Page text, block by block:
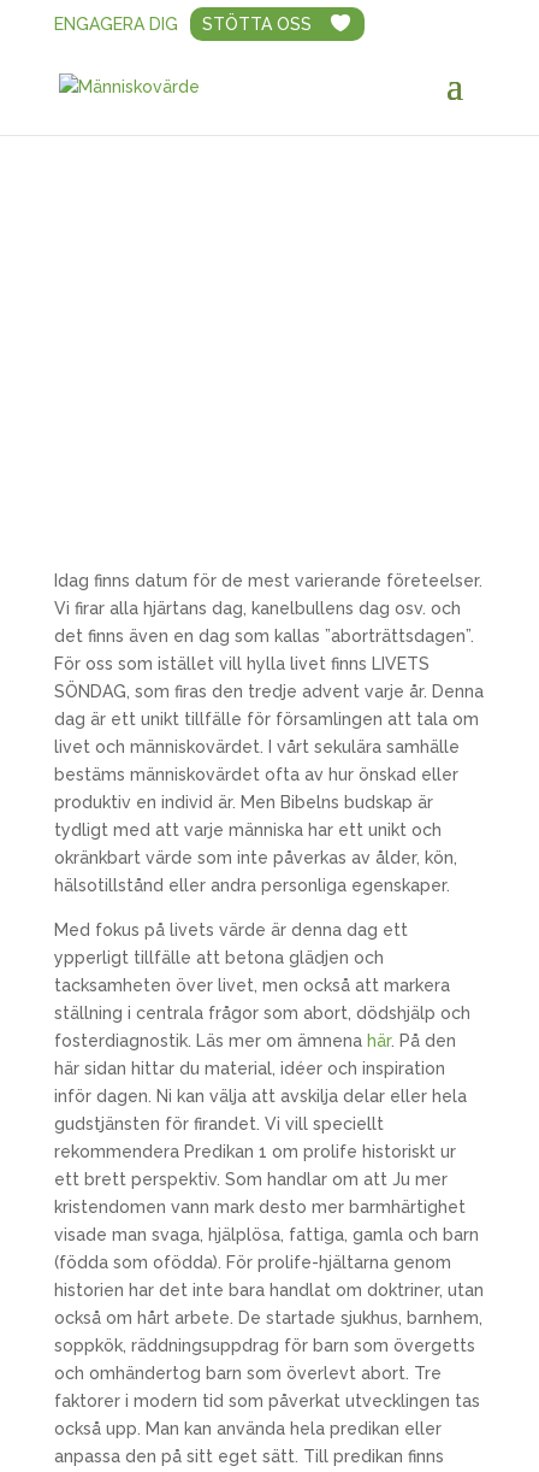
ENGAGERA DIG STÖTTA OSS
Idag finns datum för de mest varierande företeelser.
Vi firar alla hjärtans dag, kanelbullens dag osv. och
det finns även en dag som kallas ”aborträttsdagen”.
För oss som istället vill hylla livet finns LIVETS
SÖNDAG, som firas den tredje advent varje år. Denna
dag är ett unikt tillfälle för församlingen att tala om
livet och människovärdet. I vårt sekulära samhälle
bestäms människovärdet ofta av hur önskad eller
produktiv en individ är. Men Bibelns budskap är
tydligt med att varje människa har ett unikt och
okränkbart värde som inte påverkas av ålder, kön,
hälsotillstånd eller andra personliga egenskaper.
Med fokus på livets värde är denna dag ett
ypperligt tillfälle att betona glädjen och
tacksamheten över livet, men också att markera
ställning i centrala frågor som abort, dödshjälp och
fosterdiagnostik. Läs mer om ämnena här. På den
här sidan hittar du material, idéer och inspiration
inför dagen. Ni kan välja att avskilja delar eller hela
gudstjänsten för firandet. Vi vill speciellt
rekommendera Predikan 1 om prolife historiskt ur
ett brett perspektiv. Som handlar om att Ju mer
kristendomen vann mark desto mer barmhärtighet
visade man svaga, hjälplösa, fattiga, gamla och barn
(födda som ofödda). För prolife-hjältarna genom
historien har det inte bara handlat om doktriner, utan
också om hårt arbete. De startade sjukhus, barnhem,
soppkök, räddningsuppdrag för barn som övergetts
och omhändertog barn som överlevt abort. Tre
faktorer i modern tid som påverkat utvecklingen tas
också upp. Man kan använda hela predikan eller
anpassa den på sitt eget sätt. Till predikan finns